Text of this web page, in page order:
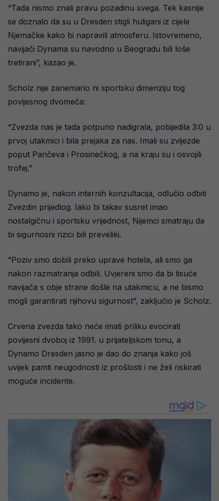
“Tada nismo znali pravu pozadinu svega. Tek kasnije
se doznalo da su u Dresden stigli huligani iz cijele
Njemačke kako bi napravili atmosferu. Istovremeno,
navijači Dynama su navodno u Beogradu bili loše
tretirani”, kazao je.
Scholz nije zanemario ni sportsku dimenziju tog
povijesnog dvomeča:
“Zvezda nas je tada potpuno nadigrala, pobijedila 3:0 u
prvoj utakmici i bila prejaka za nas. Imali su zvijezde
poput Pančeva i Prosinečkog, a na kraju su i osvojili
trofej.”
Dynamo je, nakon internih konzultacija, odlučio odbiti
Zvezdin prijedlog. Iako bi takav susret imao
nostalgičnu i sportsku vrijednost, Nijemci smatraju da
bi sigurnosni rizici bili preveliki.
“Poziv smo dobili preko uprave hotela, ali smo ga
nakon razmatranja odbili. Uvjereni smo da bi tisuće
navijača s obje strane došle na utakmicu, a ne bismo
mogli garantirati njihovu sigurnost”, zaključio je Scholz.
Crvena zvezda tako neće imati priliku evocirati
povijesni dvoboj iz 1991. u prijateljskom tonu, a
Dynamo Dresden jasno je dao do znanja kako još
uvijek pamti neugodnosti iz prošlosti i ne želi riskirati
moguće incidente.